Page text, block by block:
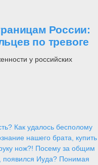
России:
по тревоге
у российских
Как удалось бесполому
нашего брата, купить
руку нож?! Посему за общим
появился Иуда? Понимая